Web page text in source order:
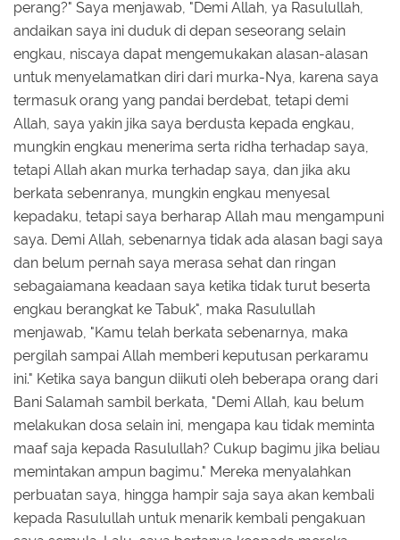
perang?" Saya menjawab, "Demi Allah, ya Rasulullah,
andaikan saya ini duduk di depan seseorang selain
engkau, niscaya dapat mengemukakan alasan-alasan
untuk menyelamatkan diri dari murka-Nya, karena saya
termasuk orang yang pandai berdebat, tetapi demi
Allah, saya yakin jika saya berdusta kepada engkau,
mungkin engkau menerima serta ridha terhadap saya,
tetapi Allah akan murka terhadap saya, dan jika aku
berkata sebenranya, mungkin engkau menyesal
kepadaku, tetapi saya berharap Allah mau mengampuni
saya. Demi Allah, sebenarnya tidak ada alasan bagi saya
dan belum pernah saya merasa sehat dan ringan
sebagaiamana keadaan saya ketika tidak turut beserta
engkau berangkat ke Tabuk", maka Rasulullah
menjawab, "Kamu telah berkata sebenarnya, maka
pergilah sampai Allah memberi keputusan perkaramu
ini." Ketika saya bangun diikuti oleh beberapa orang dari
Bani Salamah sambil berkata, "Demi Allah, kau belum
melakukan dosa selain ini, mengapa kau tidak meminta
maaf saja kepada Rasulullah? Cukup bagimu jika beliau
memintakan ampun bagimu." Mereka menyalahkan
perbuatan saya, hingga hampir saja saya akan kembali
kepada Rasulullah untuk menarik kembali pengakuan